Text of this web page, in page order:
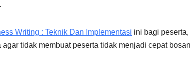
Writing : Teknik Dan Implementasi ini bagi peserta,
tidak membuat peserta tidak menjadi cepat bosan